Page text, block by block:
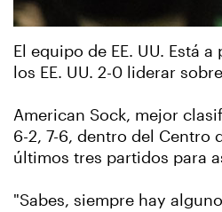
El equipo de EE. UU. Está
los EE. UU. 2-0 liderar
American Sock, mejor
6-2, 7-6, dentro del Centro
últimos tres partidos para
"Sabes, siempre hay